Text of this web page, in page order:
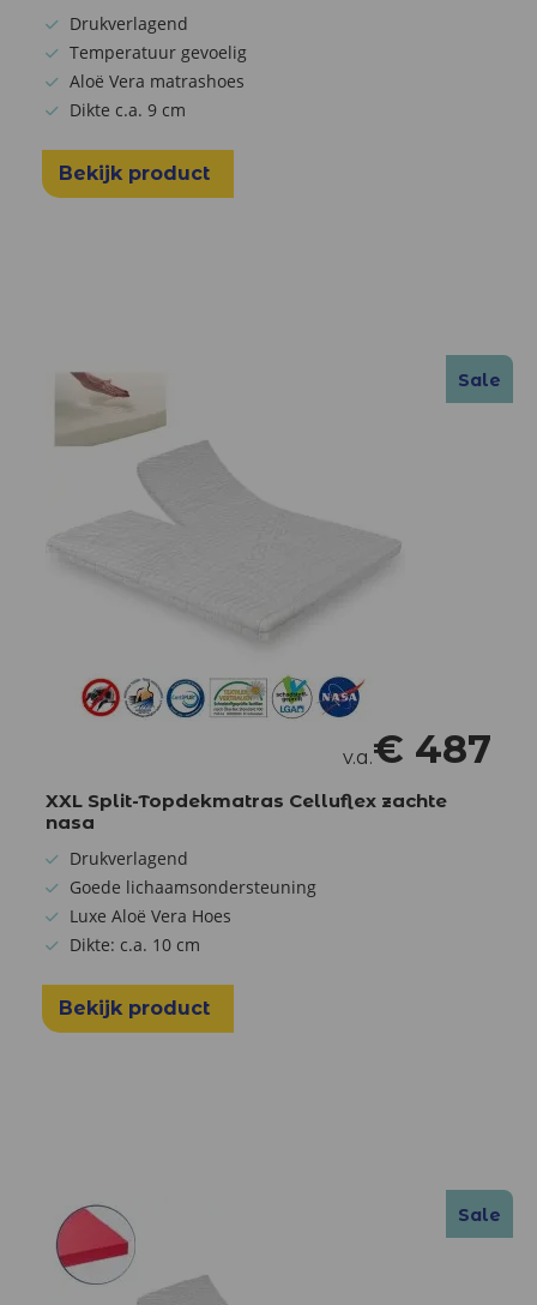
Drukverlagend
Temperatuur gevoelig
Aloë Vera matrashoes
Dikte c.a. 9 cm
Bekijk product
Sale
v.a.€ 487
XXL Split-Topdekmatras Celluflex zachte
nasa
Drukverlagend
Goede lichaamsondersteuning
Luxe Aloë Vera Hoes
Dikte: c.a. 10 cm
Bekijk product
Sale